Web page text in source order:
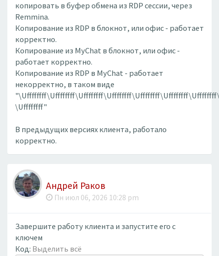
копировать в буфер обмена из RDP сессии, через
Remmina.
Копирование из RDP в блокнот, или офис - работает
корректно.
Копирование из MyChat в блокнот, или офис -
работает корректно.
Копирование из RDP в MyChat - работает
некорректно, в таком виде
\Uffffffff"
В предыдущих версиях клиента, работало
корректно.
Андрей Раков
Пн июл 06, 2026 10:28 pm
Завершите работу клиента и запустите его с
ключем
Код: Выделить всё